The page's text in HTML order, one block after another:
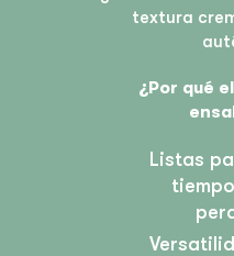
textura
¿Por qué
Listas